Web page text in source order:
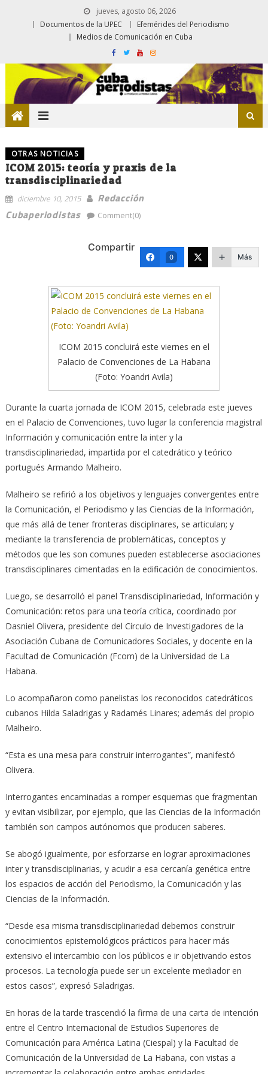
jueves, agosto 06, 2026
Documentos de la UPEC
Efemérides del Periodismo
Medios de Comunicación en Cuba
OTRAS NOTICIAS
ICOM 2015: teoría y praxis de la
transdisciplinariedad
diciembre 10, 2015
Redacción
Cubaperiodistas
Comment(0)
Compartir
0 Más
ICOM 2015 concluirá este viernes en el
Palacio de Convenciones de La Habana
(Foto: Yoandri Avila)
Durante la cuarta jornada de ICOM 2015, celebrada este jueves
en el Palacio de Convenciones, tuvo lugar la conferencia magistral
Información y comunicación entre la inter y la
transdisciplinariedad, impartida por el catedrático y teórico
portugués Armando Malheiro.
Malheiro se refirió a los objetivos y lenguajes convergentes entre
la Comunicación, el Periodismo y las Ciencias de la Información,
que más allá de tener fronteras disciplinares, se articulan; y
mediante la transferencia de problemáticas, conceptos y
métodos que les son comunes pueden establecerse asociaciones
transdisciplinares cimentadas en la edificación de conocimientos.
Luego, se desarrolló el panel Transdisciplinariedad, Información y
Comunicación: retos para una teoría crítica, coordinado por
Dasniel Olivera, presidente del Círculo de Investigadores de la
Asociación Cubana de Comunicadores Sociales, y docente en la
Facultad de Comunicación (Fcom) de la Universidad de La
Habana.
Lo acompañaron como panelistas los reconocidos catedráticos
cubanos Hilda Saladrigas y Radamés Linares; además del propio
Malheiro.
“Esta es una mesa para construir interrogantes”, manifestó
Olivera.
Interrogantes encaminadas a romper esquemas que fragmentan
y evitan visibilizar, por ejemplo, que las Ciencias de la Información
también son campos autónomos que producen saberes.
Se abogó igualmente, por esforzarse en lograr aproximaciones
inter y transdisciplinarias, y acudir a esa cercanía genética entre
los espacios de acción del Periodismo, la Comunicación y las
Ciencias de la Información.
“Desde esa misma transdisciplinariedad debemos construir
conocimientos epistemológicos prácticos para hacer más
extensivo el intercambio con los públicos e ir objetivando estos
procesos. La tecnología puede ser un excelente mediador en
estos casos”, expresó Saladrigas.
En horas de la tarde trascendió la firma de una carta de intención
entre el Centro Internacional de Estudios Superiores de
Comunicación para América Latina (Ciespal) y la Facultad de
Comunicación de la Universidad de La Habana, con vistas a